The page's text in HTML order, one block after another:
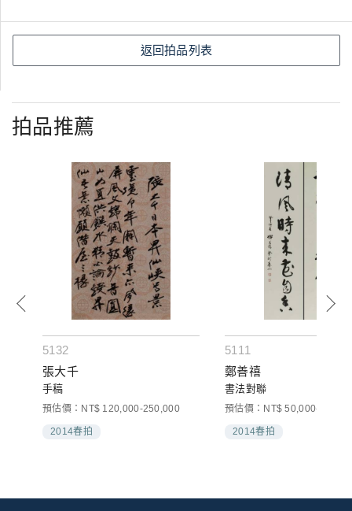
返回拍品列表
拍品推薦
5132
張大千
手稿
預估價：NT$ 120,000-250,000
2014春拍
5111
鄭善禧
書法對聯
預估價：NT$ 50,000-
2014春拍